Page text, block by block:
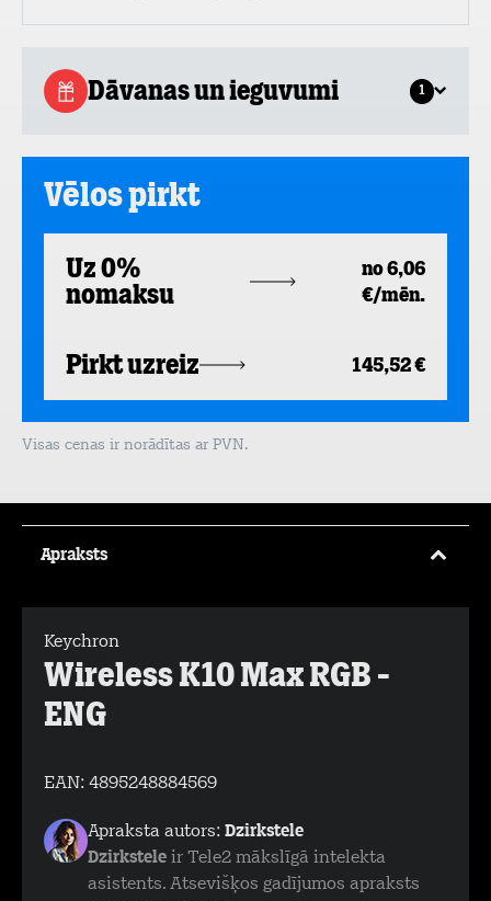
Dāvanas un ieguvumi 1
Vēlos pirkt
Uz 0%
nomaksu
no 6,06
€/mēn.
Pirkt uzreiz 145,52 €
Visas cenas ir norādītas ar PVN.
Apraksts
Keychron
Wireless K10 Max RGB -
ENG
EAN: 4895248884569
Apraksta autors: Dzirkstele
Dzirkstele ir Tele2 mākslīgā intelekta
asistents. Atsevišķos gadījumos apraksts